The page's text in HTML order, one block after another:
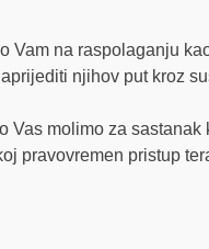
Vam na raspolaganju
njihov put kroz
Vas molimo za
pravovremen pristup